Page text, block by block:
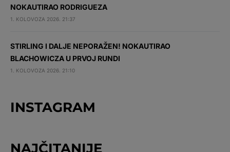
NOKAUTIRAO RODRIGUEZA
1. KOLOVOZA 2026. 21:37
STIRLING I DALJE NEPORAŽEN! NOKAUTIRAO
BLACHOWICZA U PRVOJ RUNDI
1. KOLOVOZA 2026. 21:10
INSTAGRAM
NAJČITANIJE